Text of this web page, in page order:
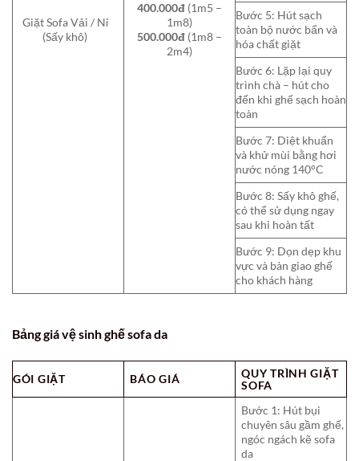
Giặt Sofa Vải / Nỉ
(Sấy khô)
400.000đ (1m5 –
1m8)
500.000đ (1m8 –
2m4)
Bước 5: Hút sạch
toàn bộ nước bẩn và
hóa chất giặt
Bước 6: Lặp lại quy
trình chà – hút cho
đến khi ghế sạch hoàn
toàn
Bước 7: Diệt khuẩn
và khử mùi bằng hơi
nước nóng 140°C
Bước 8: Sấy khô ghế,
có thể sử dụng ngay
sau khi hoàn tất
Bước 9: Dọn dẹp khu
vực và bàn giao ghế
cho khách hàng
Bảng giá vệ sinh ghế sofa da
GÓI GIẶT BÁO GIÁ
QUY TRÌNH GIẶT
SOFA
Bước 1: Hút bụi
chuyên sâu gầm ghế,
ngóc ngách kẽ sofa
da